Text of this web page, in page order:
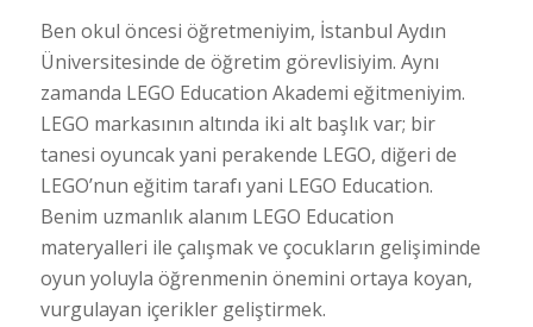
Ben okul öncesi öğretmeniyim, İstanbul Aydın
Üniversitesinde de öğretim görevlisiyim. Aynı
zamanda LEGO Education Akademi eğitmeniyim.
LEGO markasının altında iki alt başlık var; bir
tanesi oyuncak yani perakende LEGO, diğeri de
LEGO’nun eğitim tarafı yani LEGO Education.
Benim uzmanlık alanım LEGO Education
materyalleri ile çalışmak ve çocukların gelişiminde
oyun yoluyla öğrenmenin önemini ortaya koyan,
vurgulayan içerikler geliştirmek.